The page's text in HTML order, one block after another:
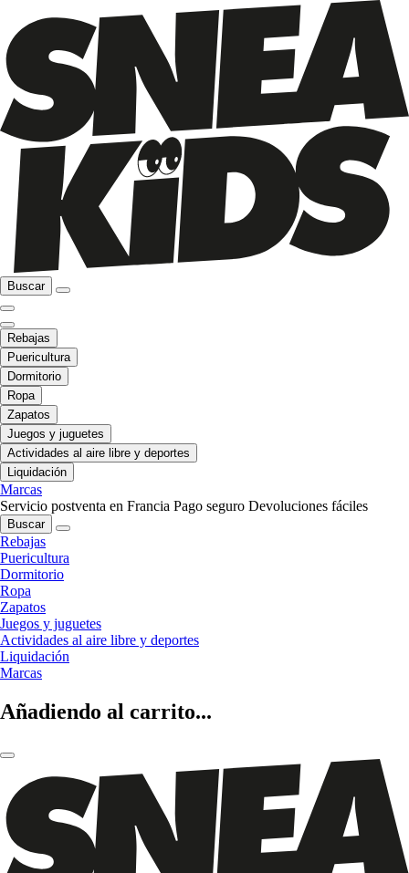
Buscar
Rebajas
Puericultura
Dormitorio
Ropa
Zapatos
Juegos y juguetes
Actividades al aire libre y deportes
Liquidación
Marcas
Servicio postventa en Francia Pago seguro Devoluciones fáciles
Buscar
Rebajas
Puericultura
Dormitorio
Ropa
Zapatos
Juegos y juguetes
Actividades al aire libre y deportes
Liquidación
Marcas
Añadiendo al carrito...